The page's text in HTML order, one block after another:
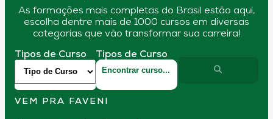
As formações mais completas do Brasil estão aqui,
escolha dentre mais de 1000 cursos em diversas
categorias que vão transformar sua carreira!
Tipos de Curso Tipos de Curso
VEM PRA FAVENI